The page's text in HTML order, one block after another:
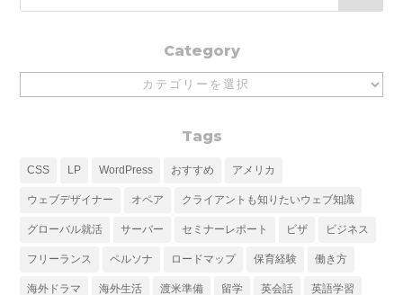
Category
Tags
CSS LP WordPress おすすめ アメリカ
ウェブデザイナー オペア クライアントも知りたいウェブ知識
グローバル就活 サーバー セミナーレポート ビザ ビジネス
フリーランス ペルソナ ロードマップ 保育経験 働き方
海外ドラマ 海外生活 渡米準備 留学 英会話 英語学習